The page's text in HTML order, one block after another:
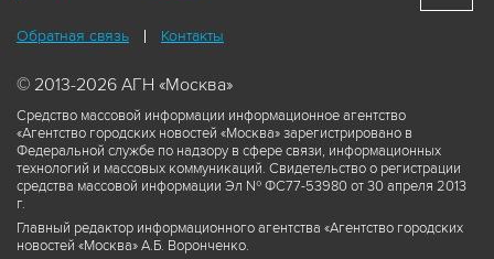
Обратная связь Контакты
© 2013-2026 АГН «Москва»
Средство массовой информации информационное агентство
«Агентство городских новостей «Москва» зарегистрировано в
Федеральной службе по надзору в сфере связи, информационных
технологий и массовых коммуникаций. Свидетельство о регистрации
средства массовой информации Эл № ФС77-53980 от 30 апреля 2013
г.
Главный редактор информационного агентства «Агентство городских
новостей «Москва» А.Б. Воронченко.